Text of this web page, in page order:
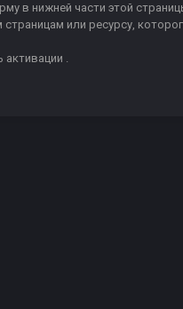
в нижней части этой
или ресурсу,
.